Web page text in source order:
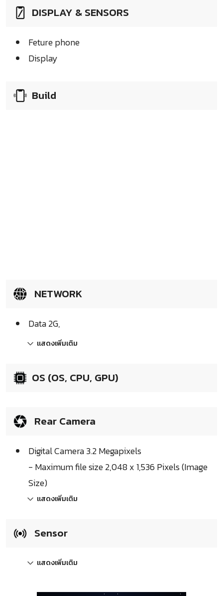
DISPLAY & SENSORS
Feture phone
Display
Build
NETWORK
Data 2G,
แสดงเพิ่มเติม
OS (OS, CPU, GPU)
Rear Camera
Digital Camera 3.2 Megapixels
- Maximum file size 2,048 x 1,536 Pixels (Image
Size)
แสดงเพิ่มเติม
Sensor
แสดงเพิ่มเติม